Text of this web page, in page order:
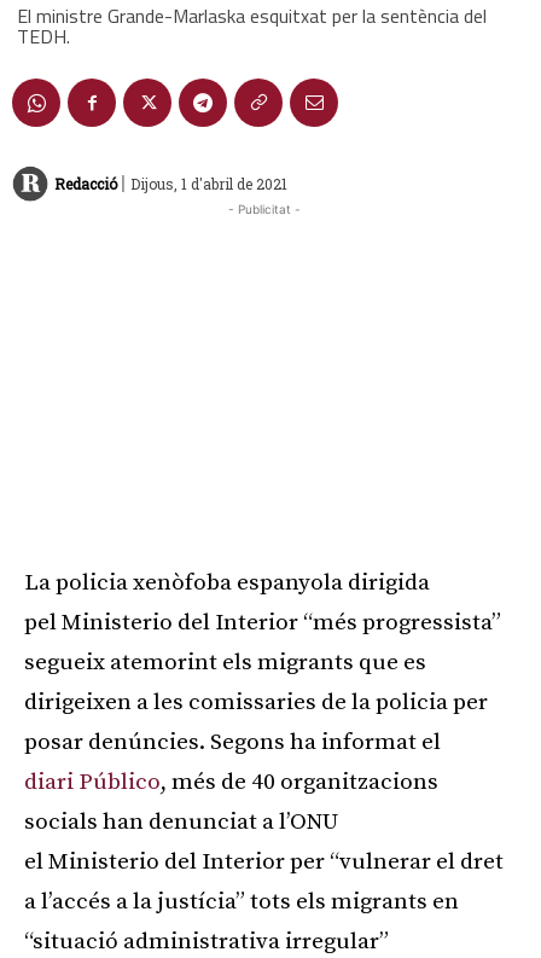
El ministre Grande-Marlaska esquitxat per la sentència del
TEDH.
Redacció | Dijous, 1 d'abril de 2021
- Publicitat -
La policia xenòfoba espanyola dirigida
pelMinisterio del Interior “més progressista”
segueix atemorint els migrants que es
dirigeixen a les comissaries de la policia per
posar denúncies. Segons ha informat el
diari Público, més de 40 organitzacions
socials han denunciat a l’ONU
elMinisterio del Interior per “vulnerar el dret
a l’accés a la justícia” tots els migrants en
“situació administrativa irregular”